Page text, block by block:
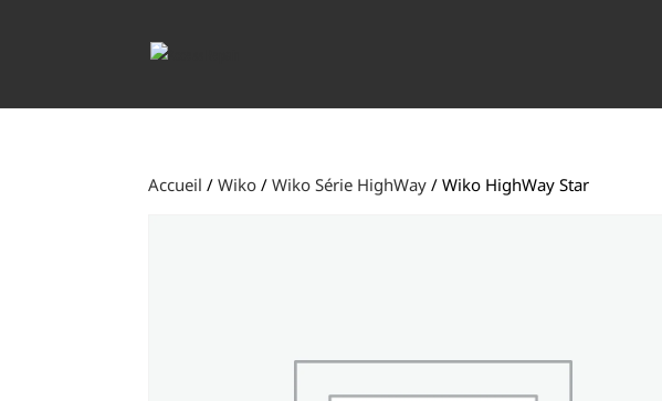
Accueil /Wiko /Wiko Série HighWay / Wiko HighWay Star